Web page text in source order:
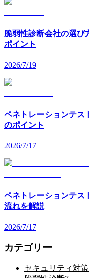
脆弱性診断会社の選び
ポイント
2026/7/19
ペネトレーションテス
のポイント
2026/7/17
ペネトレーションテス
流れを解説
2026/7/17
カテゴリー
セキュリティ対策